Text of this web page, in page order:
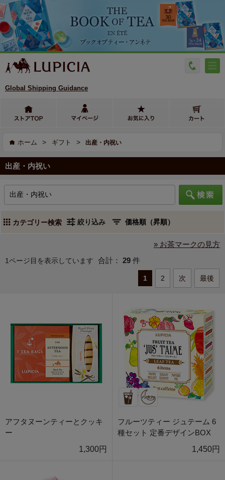
Global Shipping Guidance
ホーム > ギフト > 出産・内祝い
出産・内祝い
カテゴリー検索 絞り込み
» お茶マークの見方
1ページ目を表示しています 合計： 29 件
1 2 次 最後
アフタヌーンティーとクッキ
ー
1,300円
フルーツティー ジュテーム 6
種セット 定番デザインBOX
1,450円